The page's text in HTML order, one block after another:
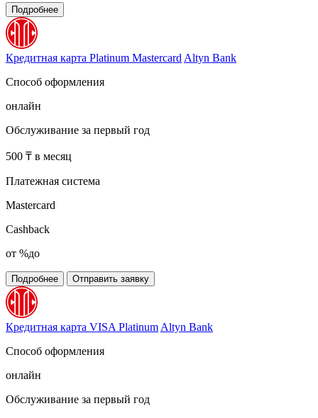
Подробнее
Кредитная карта Platinum Mastercard Altyn Bank
Способ оформления
онлайн
Обслуживание за первый год
500 ₸ в месяц
Платежная система
Mastercard
Cashback
от %до
Подробнее Отправить заявку
Кредитная карта VISA Platinum Altyn Bank
Способ оформления
онлайн
Обслуживание за первый год